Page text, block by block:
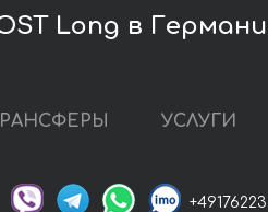
Long в
УСЛУГИ